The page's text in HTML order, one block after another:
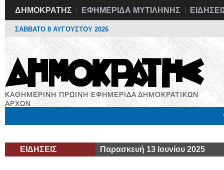
ΔΗΜΟΚΡΑΤΗΣ ΕΦΗΜΕΡΙΔΑ ΜΥΤΙΛΗΝΗΣ
ΣΑΒΒΑΤΟ 8 ΑΥΓΟΥΣΤΟΥ 2026
ΚΑΘΗΜΕΡΙΝΗ ΠΡΩΙΝΗ ΕΦΗΜΕΡΙΔΑ ΔΗΜΟΚΡΑΤΙΚΩΝ
ΑΡΧΩΝ
ΕΙΔΗΣΕΙΣ Παρασκευή 13 Ιουνίου 2025